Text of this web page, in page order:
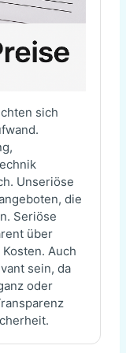
sich
Unseriöse
die
Seriöse
über
Auch
sein, da
oder